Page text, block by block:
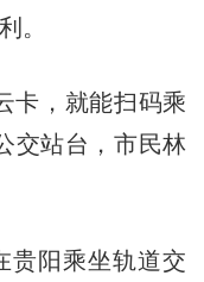
。
，就能扫码乘
交站台，市民林
阳乘坐轨道交